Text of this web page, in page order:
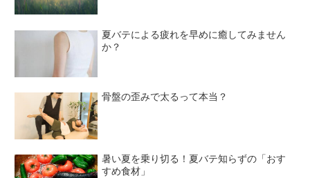
夏バテによる疲れを早めに癒してみません
か？
骨盤の歪みで太るって本当？
暑い夏を乗り切る！夏バテ知らずの「おす
すめ食材」